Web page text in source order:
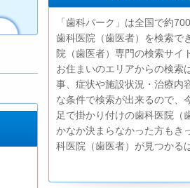
「歯科パーク」は全国で約
歯科医院（歯医者）を検索で
院（歯医者）専門の検索サイ
お住まいのエリアからの検索
事、症状や施設状況・治療内
な条件で検索が出来るので、
足で掛かり付けの歯科医院（
かなか決まらなかった方もき
科医院（歯医者）が見つかる